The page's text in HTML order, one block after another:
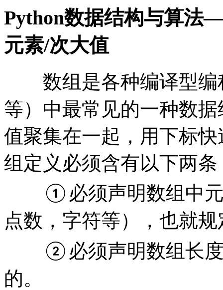
Python数据结构与算法
元素/次大值
数组是各种编译型编
等）中最常见的一种数
值聚集在一起，用下标
组定义必须含有以下两条
① 必须声明数组中
点数，字符等），也就
② 必须声明数组长
的。